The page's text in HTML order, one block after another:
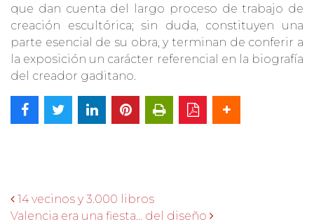
que dan cuenta del largo proceso de trabajo de
creación escultórica; sin duda, constituyen una
parte esencial de su obra, y terminan de conferir a
la exposición un carácter referencial en la biografía
del creador gaditano.
Navegación de entradas
14 vecinos y 3.000 libros
Valencia era una fiesta… del diseño